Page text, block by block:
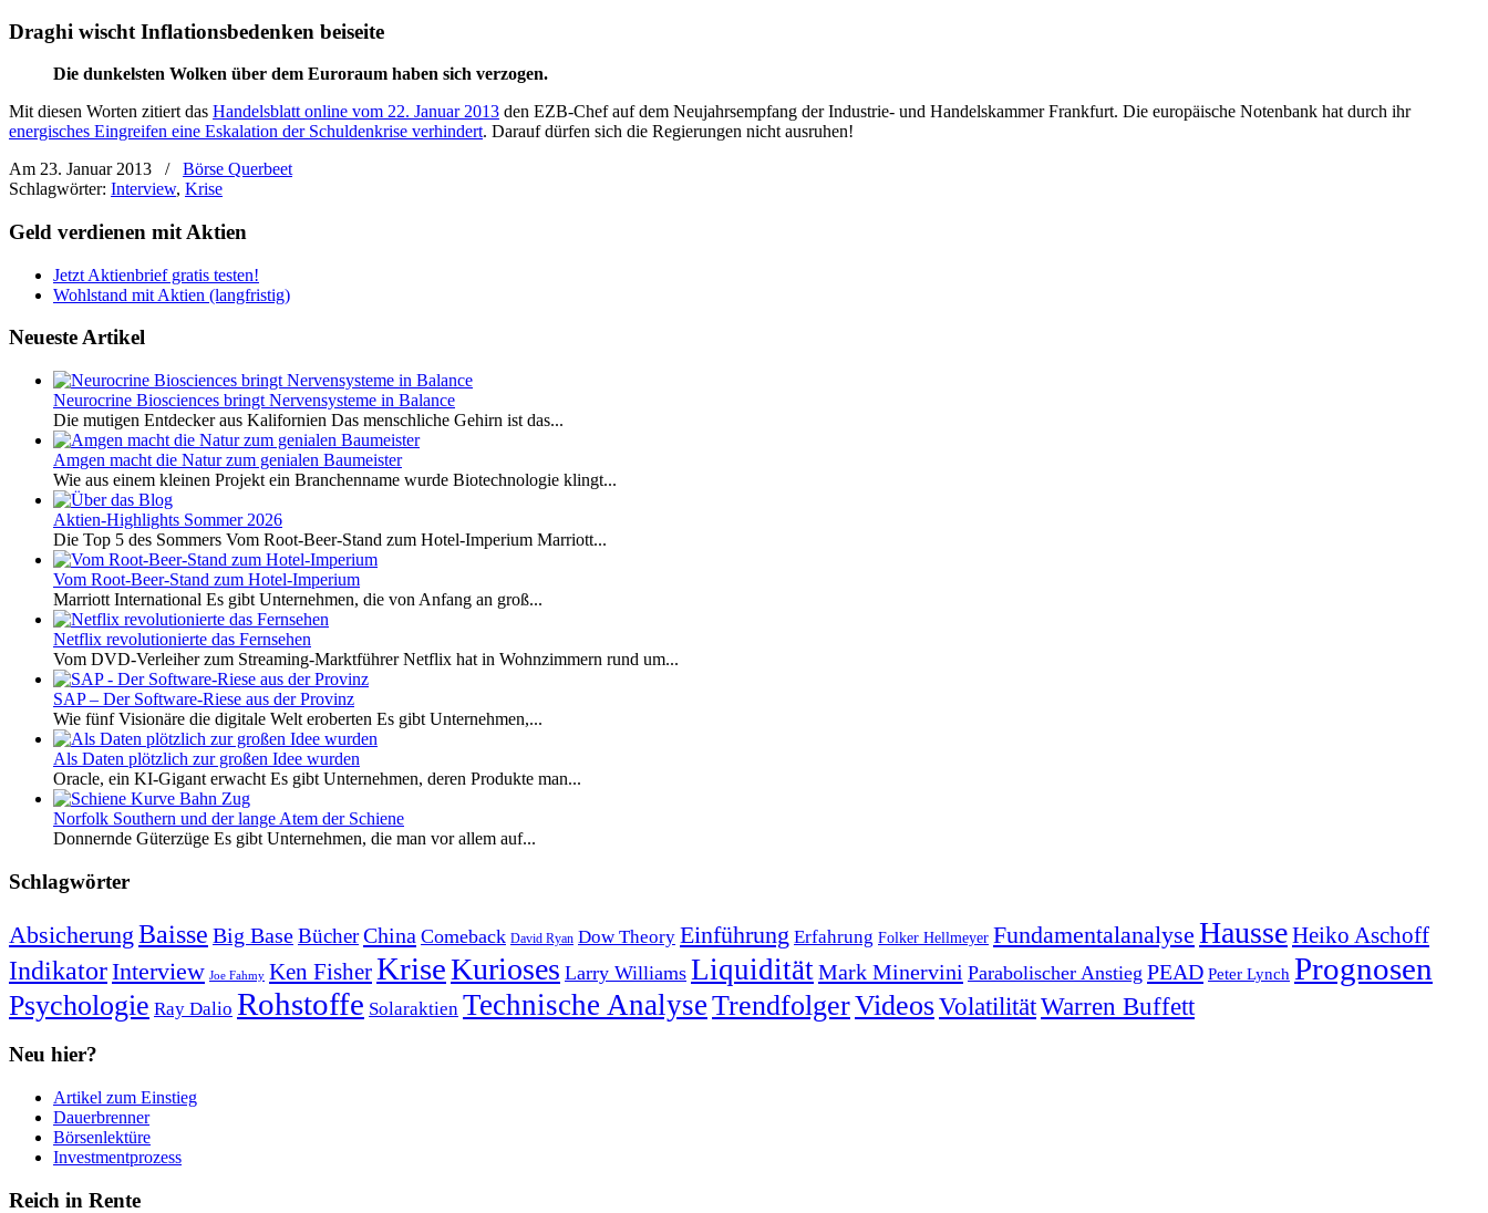
Draghi wischt Inflationsbedenken beiseite
Die dunkelsten Wolken über dem Euroraum haben sich verzogen.
Mit diesen Worten zitiert das Handelsblatt online vom 22. Januar 2013 den EZB-Chef auf dem Neujahrsempfang der Industrie- und Handelskammer Frankfurt. Die europäische Notenbank hat durch ihr
energisches Eingreifen eine Eskalation der Schuldenkrise verhindert. Darauf dürfen sich die Regierungen nicht ausruhen!
Am 23. Januar 2013
/
Börse Querbeet
Schlagwörter: Interview, Krise
Geld verdienen mit Aktien
Jetzt Aktienbrief gratis testen!
Wohlstand mit Aktien (langfristig)
Neueste Artikel
Neurocrine Biosciences bringt Nervensysteme in Balance
Die mutigen Entdecker aus Kalifornien Das menschliche Gehirn ist das...
Amgen macht die Natur zum genialen Baumeister
Wie aus einem kleinen Projekt ein Branchenname wurde Biotechnologie klingt...
Aktien-Highlights Sommer 2026
Die Top 5 des Sommers Vom Root-Beer-Stand zum Hotel-Imperium Marriott...
Vom Root-Beer-Stand zum Hotel-Imperium
Marriott International Es gibt Unternehmen, die von Anfang an groß...
Netflix revolutionierte das Fernsehen
Vom DVD-Verleiher zum Streaming-Marktführer Netflix hat in Wohnzimmern rund um...
SAP – Der Software-Riese aus der Provinz
Wie fünf Visionäre die digitale Welt eroberten Es gibt Unternehmen,...
Als Daten plötzlich zur großen Idee wurden
Oracle, ein KI-Gigant erwacht Es gibt Unternehmen, deren Produkte man...
Norfolk Southern und der lange Atem der Schiene
Donnernde Güterzüge Es gibt Unternehmen, die man vor allem auf...
Schlagwörter
Absicherung Baisse Big BaseBücherChina Comeback David Ryan Dow Theory Einführung Erfahrung Folker Hellmeyer Fundamentalanalyse HausseHeiko Aschoff
IndikatorInterview Joe Fahmy Ken FisherKriseKurioses Larry Williams LiquiditätMark Minervini Parabolischer Anstieg PEAD Peter Lynch Prognosen
Psychologie Ray Dalio Rohstoffe Solaraktien Technische AnalyseTrendfolgerVideosVolatilitätWarren Buffett
Neu hier?
Artikel zum Einstieg
Dauerbrenner
Börsenlektüre
Investmentprozess
Reich in Rente